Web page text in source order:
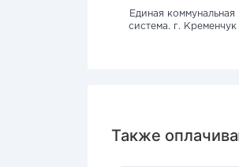
Единая коммунальная
система. г. Кременчук
Также